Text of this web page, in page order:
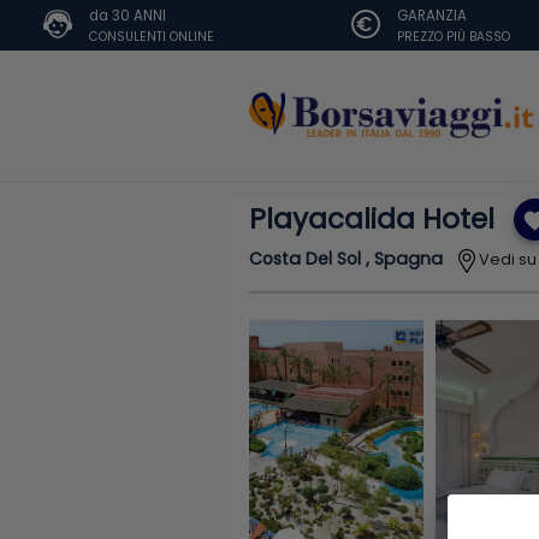
da 30 ANNI
CONSULENTI ONLINE
GARANZIA
PREZZO PIÙ BASSO
Playacalida Hotel
Costa Del Sol , Spagna Vedi